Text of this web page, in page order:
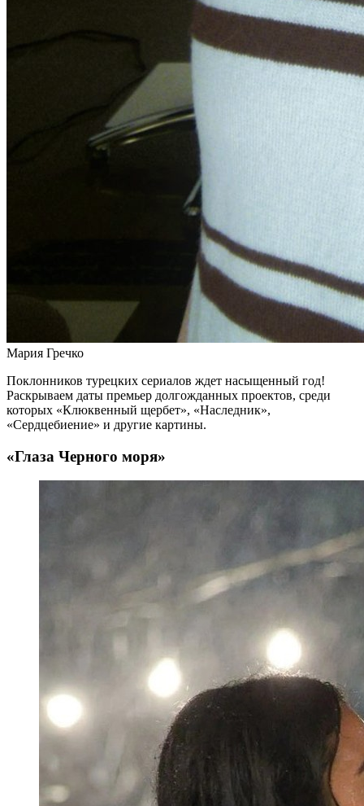
Мария Гречко
Поклонников турецких сериалов ждет насыщенный год!
Раскрываем даты премьер долгожданных проектов, среди
которых «Клюквенный щербет», «Наследник»,
«Сердцебиение» и другие картины.
«Глаза Черного моря»